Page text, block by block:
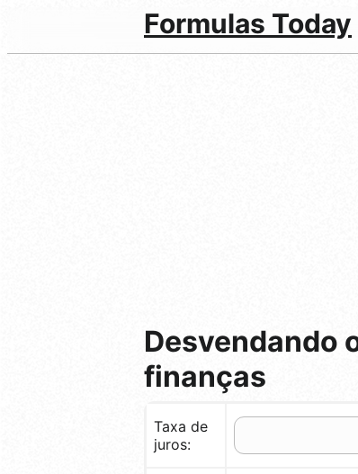
Formulas Today
Desvendando
finanças
Taxa de
juros: